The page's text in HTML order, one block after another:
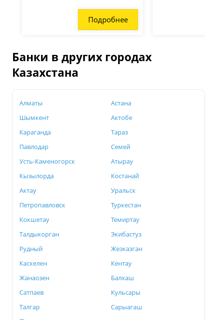
Подробнее
Банки в других городах
Казахстана
Алматы
Астана
Шымкент
Актобе
Караганда
Тараз
Павлодар
Семей
Усть-Каменогорск
Атырау
Кызылорда
Костанай
Актау
Уральск
Петропавловск
Туркестан
Кокшетау
Темиртау
Талдыкорган
Экибастуз
Рудный
Жезказган
Каскелен
Кентау
Жанаозен
Балхаш
Сатпаев
Кульсары
Талгар
Сарыагаш